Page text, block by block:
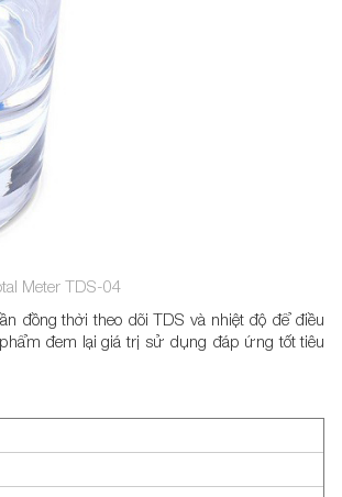
Meter TDS-04
đồng thời theo dõi TDS và nhiệt độ để điều
đem lại giá trị sử dụng đáp ứng tốt tiêu